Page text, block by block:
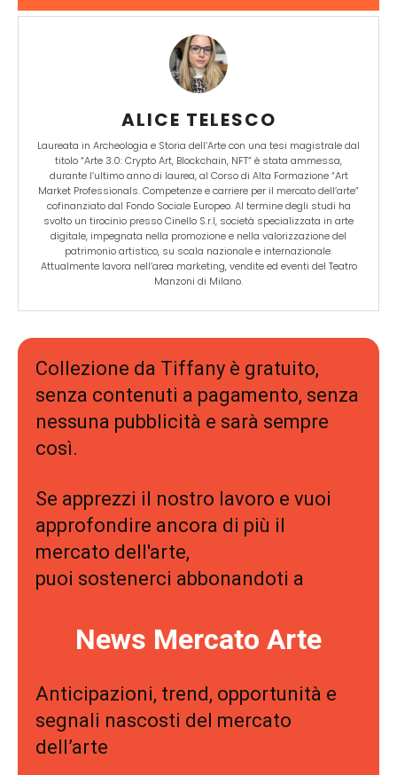
ALICE TELESCO
Laureata in Archeologia e Storia dell’Arte con una tesi magistrale dal
titolo “Arte 3.0: Crypto Art, Blockchain, NFT” è stata ammessa,
durante l’ultimo anno di laurea, al Corso di Alta Formazione “Art
Market Professionals. Competenze e carriere per il mercato dell’arte”
cofinanziato dal Fondo Sociale Europeo. Al termine degli studi ha
svolto un tirocinio presso Cinello S.r.l, società specializzata in arte
digitale, impegnata nella promozione e nella valorizzazione del
patrimonio artistico, su scala nazionale e internazionale.
Attualmente lavora nell’area marketing, vendite ed eventi del Teatro
Manzoni di Milano.
Collezione da Tiffany è gratuito,
senza contenuti a pagamento, senza
nessuna pubblicità e sarà sempre
così.
Se apprezzi il nostro lavoro e vuoi
approfondire ancora di più il
mercato dell'arte,
puoi sostenerci abbonandoti a
News Mercato Arte
Anticipazioni, trend, opportunità e
segnali nascosti del mercato
dell’arte